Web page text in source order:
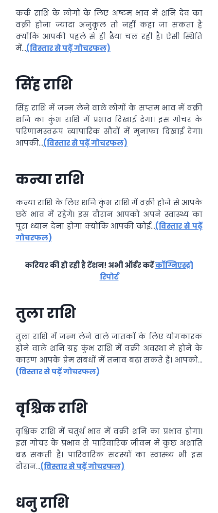
कर्क राशि के लोगों के लिए अष्टम भाव में शनि देव का
वक्री होना ज्यादा अनुकूल तो नहीं कहा जा सकता है
क्योंकि आपकी पहले से ही ढैया चल रही है। ऐसी स्थिति
में…(विस्तार से पढ़ें गोचरफल)
सिंह राशि
सिंह राशि में जन्म लेने वाले लोगों के सप्तम भाव में वक्री
शनि का कुंभ राशि में प्रभाव दिखाई देगा। इस गोचर के
परिणामस्वरूप व्यापारिक सौदों में मुनाफा दिखाई देगा।
आपकी…(विस्तार से पढ़ें गोचरफल)
कन्या राशि
कन्या राशि के लिए शनि कुंभ राशि में वक्री होने से आपके
छठे भाव में रहेंगे। इस दौरान आपको अपने स्वास्थ्य का
पूरा ध्यान देना होगा क्योंकि आपकी कोई…(विस्तार से पढ़ें
गोचरफल)
करियर की हो रही है टेंशन! अभी ऑर्डर करेंकॉग्निएस्ट्रो
रिपोर्ट
तुला राशि
तुला राशि में जन्म लेने वाले जातकों के लिए योगकारक
होने वाले शनि ग्रह कुंभ राशि में वक्री अवस्था में होने के
कारण आपके प्रेम संबंधों में तनाव बढ़ा सकते हैं। आपको…
(विस्तार से पढ़ें गोचरफल)
वृश्चिक राशि
वृश्चिक राशि में चतुर्थ भाव में वक्री शनि का प्रभाव होगा।
इस गोचर के प्रभाव से पारिवारिक जीवन में कुछ अशांति
बढ़ सकती है। पारिवारिक सदस्यों का स्वास्थ्य भी इस
दौरान…(विस्तार से पढ़ें गोचरफल)
धनु राशि